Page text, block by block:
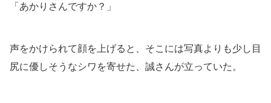
「あかりさんですか？」
声をかけられて顔を上げると、そこには写真よりも少し目
尻に優しそうなシワを寄せた、誠さんが立っていた。